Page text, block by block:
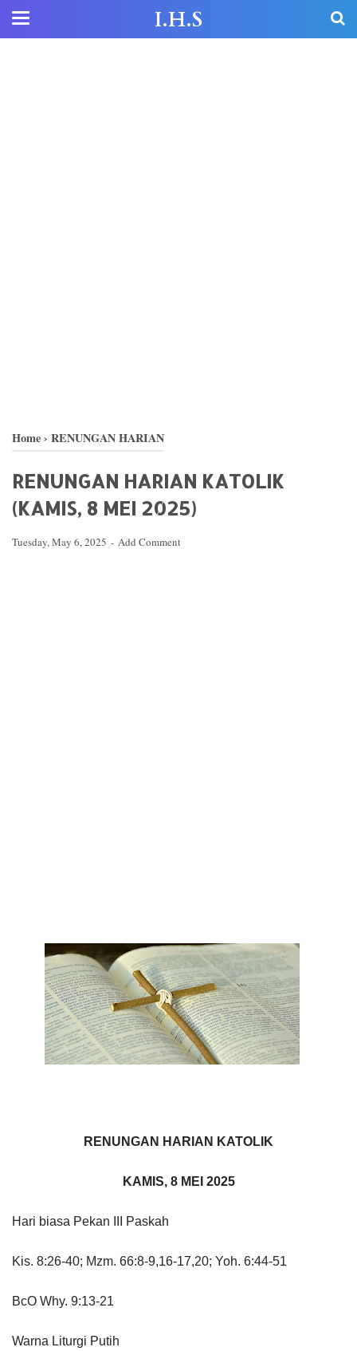
I.H.S
Home› RENUNGAN HARIAN
RENUNGAN HARIAN KATOLIK
(KAMIS, 8 MEI 2025)
Tuesday, May 6, 2025 Add Comment
RENUNGAN HARIAN KATOLIK
KAMIS, 8 MEI 2025
Hari biasa Pekan III Paskah
Kis. 8:26-40; Mzm. 66:8-9,16-17,20; Yoh. 6:44-51
BcO Why. 9:13-21
Warna Liturgi Putih